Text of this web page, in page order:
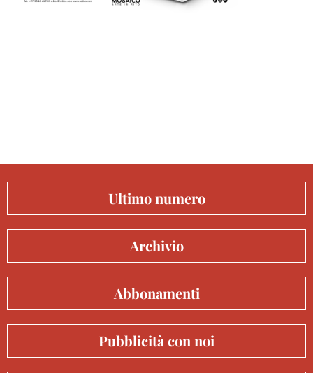
Ultimo numero
Archivio
Abbonamenti
Pubblicità con noi